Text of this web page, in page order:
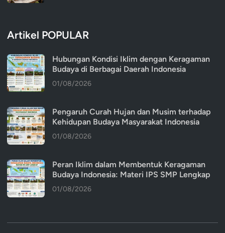
Artikel POPULAR
Hubungan Kondisi Iklim dengan Keragaman
Budaya di Berbagai Daerah Indonesia
01/08/2026
Pengaruh Curah Hujan dan Musim terhadap
Kehidupan Budaya Masyarakat Indonesia
01/08/2026
Peran Iklim dalam Membentuk Keragaman
Budaya Indonesia: Materi IPS SMP Lengkap
01/08/2026